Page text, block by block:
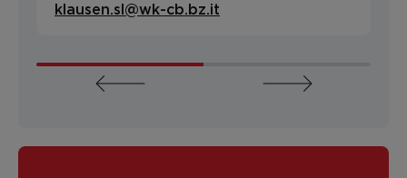
klausen.sl@wk-cb.bz.it